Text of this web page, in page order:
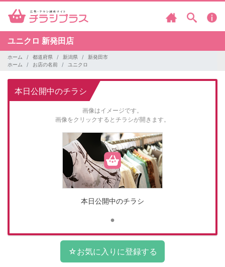
ユニクロ 新発田店
ホーム 都道府県 新潟県
新発田市
ホーム
お店の名前 ユニクロ
本日公開中のチラシ
画像はイメージです。
画像をクリックするとチラシが開きます。
本日公開中のチラシ